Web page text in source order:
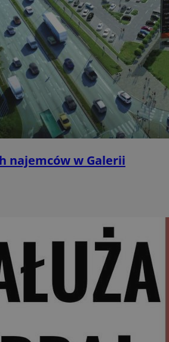
najemców w Galerii